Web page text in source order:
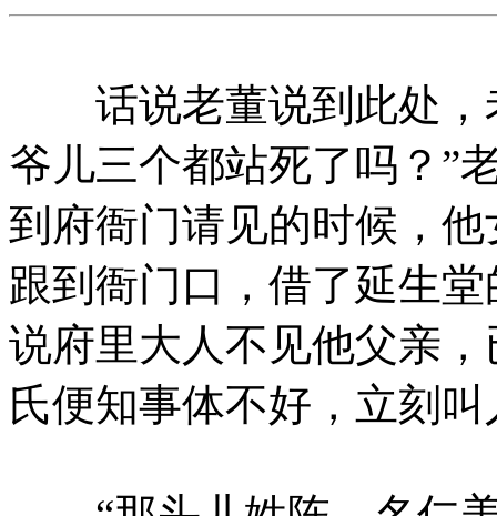
话说老董说到此处，
爷儿三个都站死了吗？”
到府衙门请见的时候，
跟到衙门口，借了延生
说府里大人不见他父亲
氏便知事体不好，立刻